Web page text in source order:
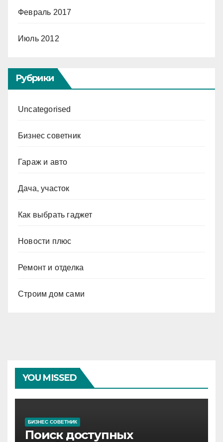
Февраль 2017
Июль 2012
Рубрики
Uncategorised
Бизнес советник
Гараж и авто
Дача, участок
Как выбрать гаджет
Новости плюс
Ремонт и отделка
Строим дом сами
YOU MISSED
БИЗНЕС СОВЕТНИК
Поиск доступных